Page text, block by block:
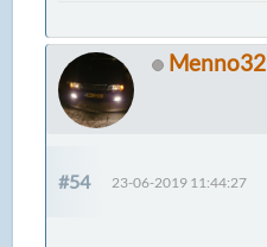
#54 23-06-2019 11:44:27